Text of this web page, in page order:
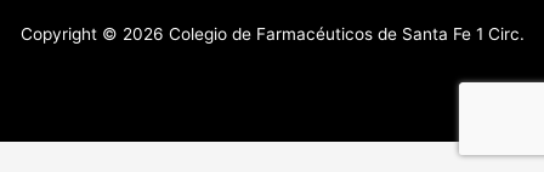
Copyright © 2026 Colegio de Farmacéuticos de Santa Fe 1 Circ.